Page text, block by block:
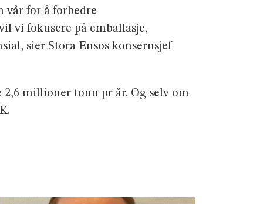
vår for å forbedre
vi fokusere på emballasje,
sier Stora Ensos konsernsjef
2,6 millioner tonn pr år. Og selv om